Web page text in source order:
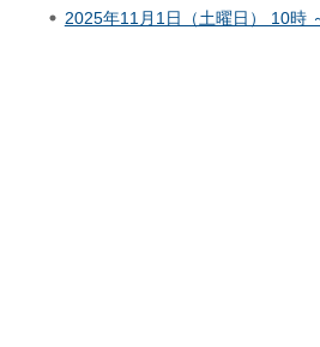
2025年11月1日（土曜日） 10時